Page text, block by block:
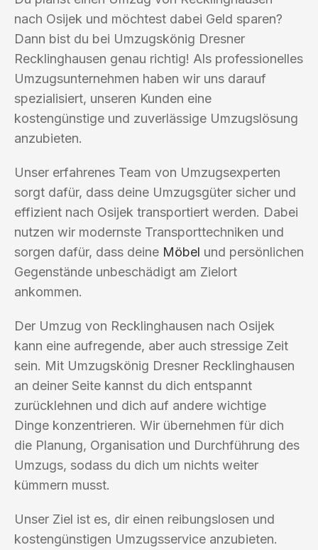
nach Osijek und möchtest dabei Geld sparen?
Dann bist du bei Umzugskönig Dresner
Recklinghausen genau richtig! Als professionelles
Umzugsunternehmen haben wir uns darauf
spezialisiert, unseren Kunden eine
kostengünstige und zuverlässige Umzugslösung
anzubieten.
Unser erfahrenes Team von Umzugsexperten
sorgt dafür, dass deine Umzugsgüter sicher und
effizient nach Osijek transportiert werden. Dabei
nutzen wir modernste Transporttechniken und
sorgen dafür, dass deine Möbel und persönlichen
Gegenstände unbeschädigt am Zielort
ankommen.
Der Umzug von Recklinghausen nach Osijek
kann eine aufregende, aber auch stressige Zeit
sein. Mit Umzugskönig Dresner Recklinghausen
an deiner Seite kannst du dich entspannt
zurücklehnen und dich auf andere wichtige
Dinge konzentrieren. Wir übernehmen für dich
die Planung, Organisation und Durchführung des
Umzugs, sodass du dich um nichts weiter
kümmern musst.
Unser Ziel ist es, dir einen reibungslosen und
kostengünstigen Umzugsservice anzubieten.